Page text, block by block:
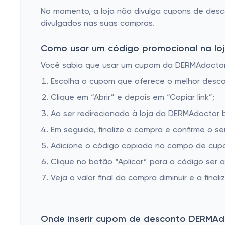
No momento, a loja não divulga cupons de
divulgados nas suas compras.
Como usar um código promocional na
Você sabia que usar um cupom da
Escolha o cupom que oferece o melhor
Clique em “Abrir” e depois em “Copiar link”;
Ao ser redirecionado à loja da
Em seguida, finalize a compra e confirme o
Adicione o código copiado no campo de
Clique no botão “Aplicar” para o código ser
Veja o valor final da compra diminuir e a
Onde inserir cupom de desconto